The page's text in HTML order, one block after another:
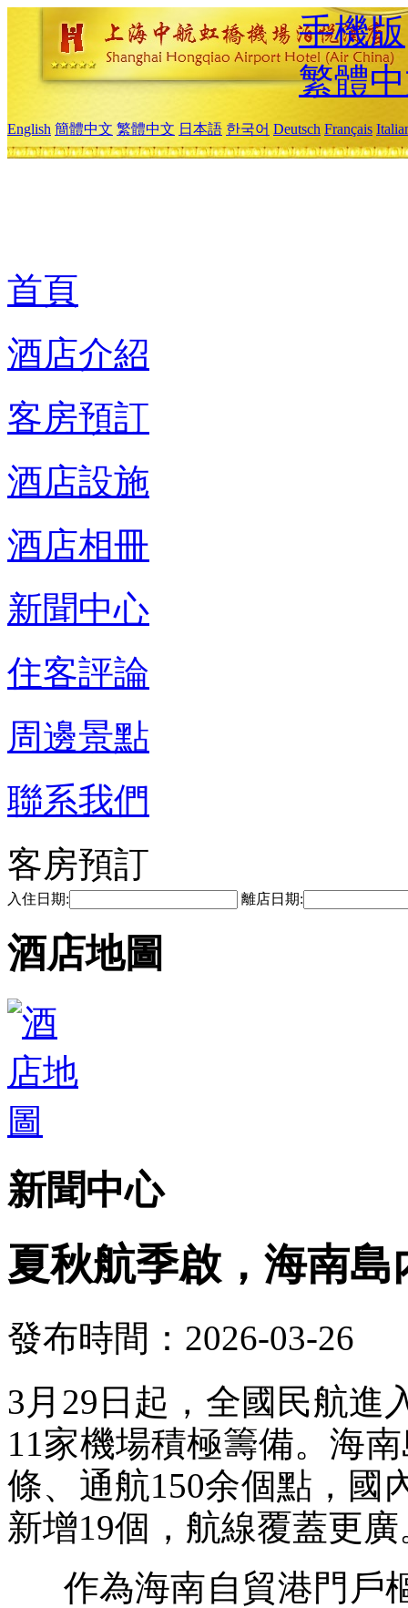
手機版
繁體
English 簡體中文 繁體中文 日本語 한국어 Deutsch Français
首頁
酒店介紹
客房預訂
酒店設施
酒店相冊
新聞中心
住客評論
周邊景點
聯系我們
客房預訂
入住日期: 離店日期:
酒店地圖
新聞中心
夏秋航季啟，海南
發布時間：2026-03-26
3月29日起，全國民航進
11家機場積極籌備。海
條、通航150余個點，國
新增19個，航線覆蓋更廣
作為海南自貿港門戶